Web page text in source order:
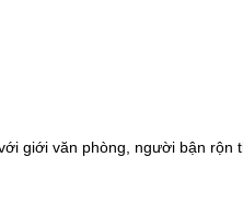
giới văn phòng, người bận rộn